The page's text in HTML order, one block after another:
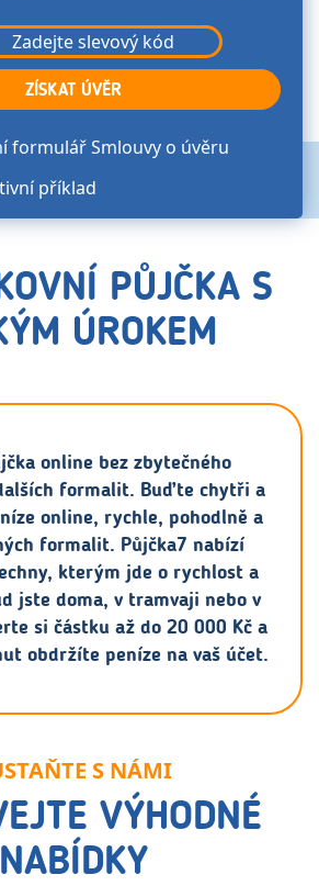
ZÍSKAT ÚVĚR
formulář Smlouvy o úvěru
příklad
PŮJČKA S
ÚROKEM
online bez zbytečného
formalit. Buďte chytři a
online, rychle, pohodlně a
formalit. Půjčka7 nabízí
kterým jde o rychlost a
jste doma, v tramvaji nebo v
si částku až do 20 000 Kč a
obdržíte peníze na vaš účet.
S NÁMI
VÝHODNÉ
NABÍDKY